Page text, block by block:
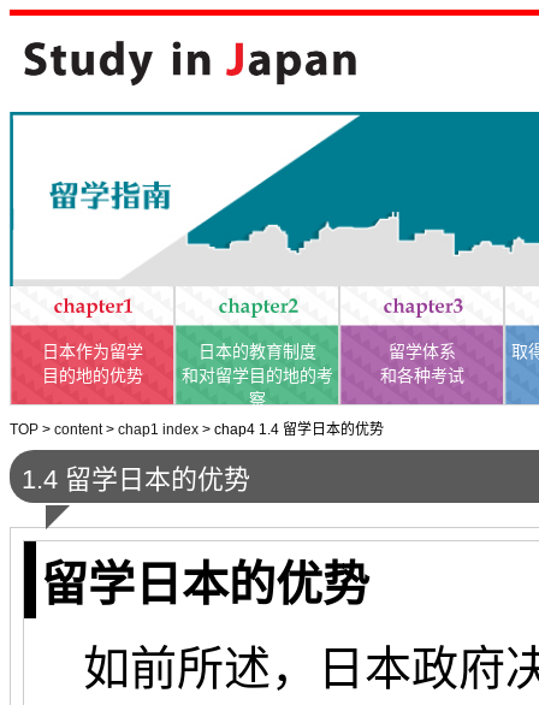
日本作为留学
目的地的优势
日本的教育制度
和对留学目的地的考
察
留学体系
和各种考试
取
TOP > content > chap1 index > chap4 1.4 留学日本的优势
1.4 留学日本的优势
留学日本的优势
如前所述，日本政府